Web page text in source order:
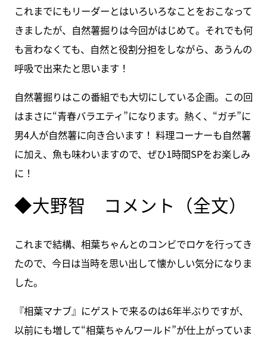
これまでにもリーダーとはいろいろなことをおこなって
きましたが、自然薯掘りは今回がはじめて。それでも何
も言わなくても、自然と役割分担をしながら、あうんの
呼吸で出来たと思います！
自然薯掘りはこの番組でも大切にしている企画。この回
はまさに“青春バラエティ”になります。熱く、“ガチ”に
男4人が自然薯に向き合います！ 料理コーナーも自然薯
に加え、魚も味わいますので、ぜひ1時間SPをお楽しみ
に！
◆大野智 コメント（全文）
これまで結構、相葉ちゃんとのコンビでロケを行ってき
たので、今日は当時を思い出して懐かしい気分になりま
した。
『相葉マナブ』にゲストで来るのは6年半ぶりですが、
以前にも増して“相葉ちゃんワールド”が仕上がっていま